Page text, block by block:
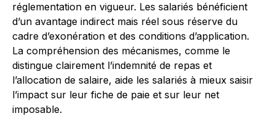
réglementation en vigueur. Les salariés bénéficient
d’un avantage indirect mais réel sous réserve du
cadre d’exonération et des conditions d’application.
La compréhension des mécanismes, comme le
distingue clairement l’indemnité de repas et
l’allocation de salaire, aide les salariés à mieux saisir
l’impact sur leur fiche de paie et sur leur net
imposable.